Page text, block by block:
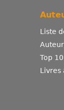
Liste
Top
Livres